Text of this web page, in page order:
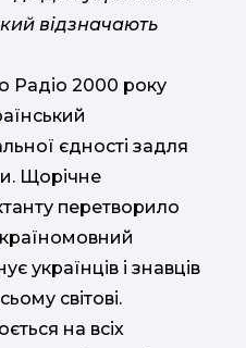
відзначають
Радіо 2000 року
єдності задля
Щорічне
перетворило
українців і знавців
світові.
на всіх